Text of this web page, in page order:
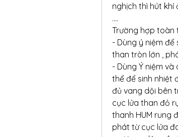
nghịch thì hút khí
....
Trường hợp toàn
- Dùng ý niệm
than tròn lớn ,
- Dùng Ý niệm
thể để sinh nhiệt
đủ vang dội bên
cục lửa than đỏ
thanh HUM rung
phát từ cục lửa